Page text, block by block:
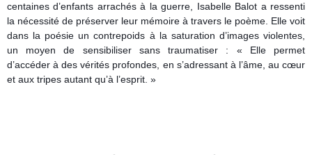
centaines d’enfants arrachés à la guerre, Isabelle Balot a ressenti
la nécessité de préserver leur mémoire à travers le poème. Elle voit
dans la poésie un contrepoids à la saturation d’images violentes,
un moyen de sensibiliser sans traumatiser : « Elle permet
d’accéder à des vérités profondes, en s’adressant à l’âme, au cœur
et aux tripes autant qu’à l’esprit. »